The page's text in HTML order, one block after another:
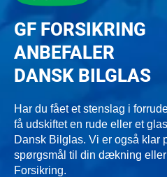
GF FORSIKRING
ANBEFALER
DANSK BILGLAS
Har du fået et stenslag i
få udskiftet en rude eller et
Dansk Bilglas. Vi er også klar
spørgsmål til din dækning
Forsikring.